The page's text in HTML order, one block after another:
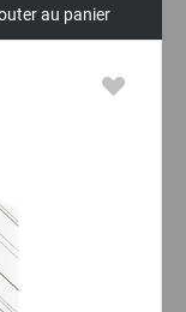
au panier